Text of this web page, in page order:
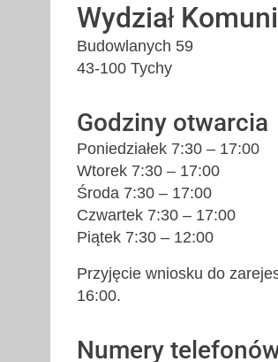
Wydział
Budowlanych 59
43-100 Tychy
Godziny otwarcia
Poniedziałek 7:30 – 17:00
Wtorek 7:30 – 17:00
Środa 7:30 – 17:00
Czwartek 7:30 – 17:00
Piątek 7:30 – 12:00
Przyjęcie wniosku do
16:00.
Numery